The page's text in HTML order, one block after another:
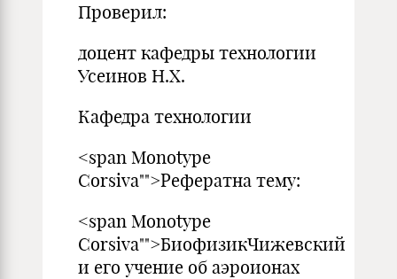
Проверил:
доцент кафедры технологии
Усеинов Н.Х.
Кафедра технологии
<span Monotype
Corsiva"">Рефератна тему:
<span Monotype
Corsiva"">БиофизикЧижевский
и его учение об аэроионах